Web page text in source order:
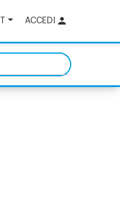
ACCEDI